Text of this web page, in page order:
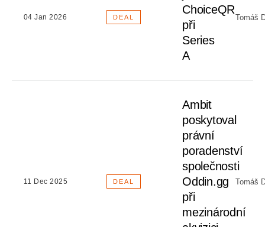
04 Jan 2026 DEAL
ChoiceQR
při
Series
A
Tomáš
11 Dec 2025 DEAL
Ambit
poskytoval
právní
poradenství
společnosti
Oddin.gg
při
mezinárodní
Tomáš